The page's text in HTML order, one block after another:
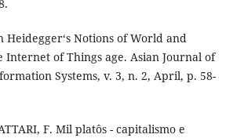
Heidegger‘s Notions of World and
Internet of Things age. Asian Journal of
Systems, v. 3, n. 2, April, p. 58-
F. Mil platôs - capitalismo e